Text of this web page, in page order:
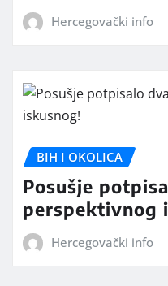
Hercegovački info
BIH I OKOLICA
Posušje
perspektivnog
Hercegovački info